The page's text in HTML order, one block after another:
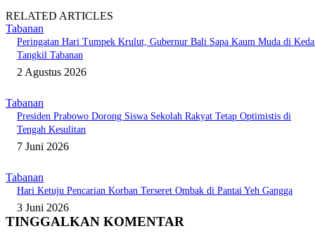
RELATED ARTICLES
Tabanan
Peringatan Hari Tumpek Krulut, Gubernur Bali Sapa Kaum Muda di
Tangkil Tabanan
2 Agustus 2026
Tabanan
Presiden Prabowo Dorong Siswa Sekolah Rakyat Tetap Optimistis di
Tengah Kesulitan
7 Juni 2026
Tabanan
Hari Ketuju Pencarian Korban Terseret Ombak di Pantai Yeh Gangga
3 Juni 2026
TINGGALKAN KOMENTAR